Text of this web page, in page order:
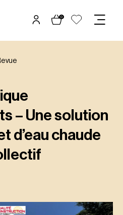
0
– Une solution
d’eau chaude